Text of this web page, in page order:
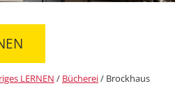
LERNEN / Bücherei/ Brockhaus